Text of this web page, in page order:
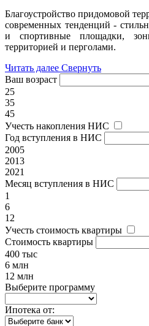
Благоустройство придомовой
современных тенденций -
и спортивные площадки,
территорией и перголами.
Читать далее Свернуть
Ваш возраст
25
35
45
Учесть накопления НИС
Год вступления в НИС
2005
2013
2021
Месяц вступления в НИС
1
6
12
Учесть стоимость квартиры
Стоимость квартиры
400 тыс
6 млн
12 млн
Выберите программу
Ипотека от: